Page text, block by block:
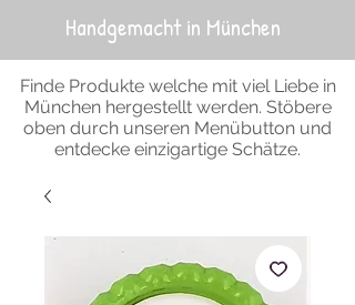
Handgemacht in München
Finde Produkte welche mit viel Liebe in
München hergestellt werden. Stöbere
oben durch unseren Menübutton und
entdecke einzigartige Schätze.